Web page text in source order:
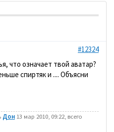
#12324
что означает твой аватар?
спиртяк и .... Объясни
Дон 13 мар 2010, 09:22, всего